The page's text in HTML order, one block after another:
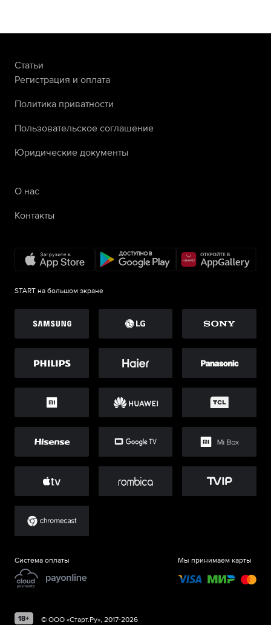
Статьи
Регистрация и оплата
Политика приватности
Пользовательское соглашение
Юридические документы
О нас
Контакты
START на большом экране
Система оплаты Мы принимаем карты
© ООО «Старт.Ру», 2017-2026